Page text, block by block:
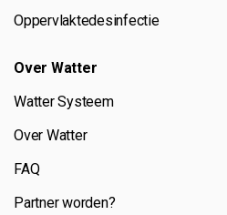
Oppervlaktedesinfectie
Over Watter
Watter Systeem
Over Watter
FAQ
Partner worden?